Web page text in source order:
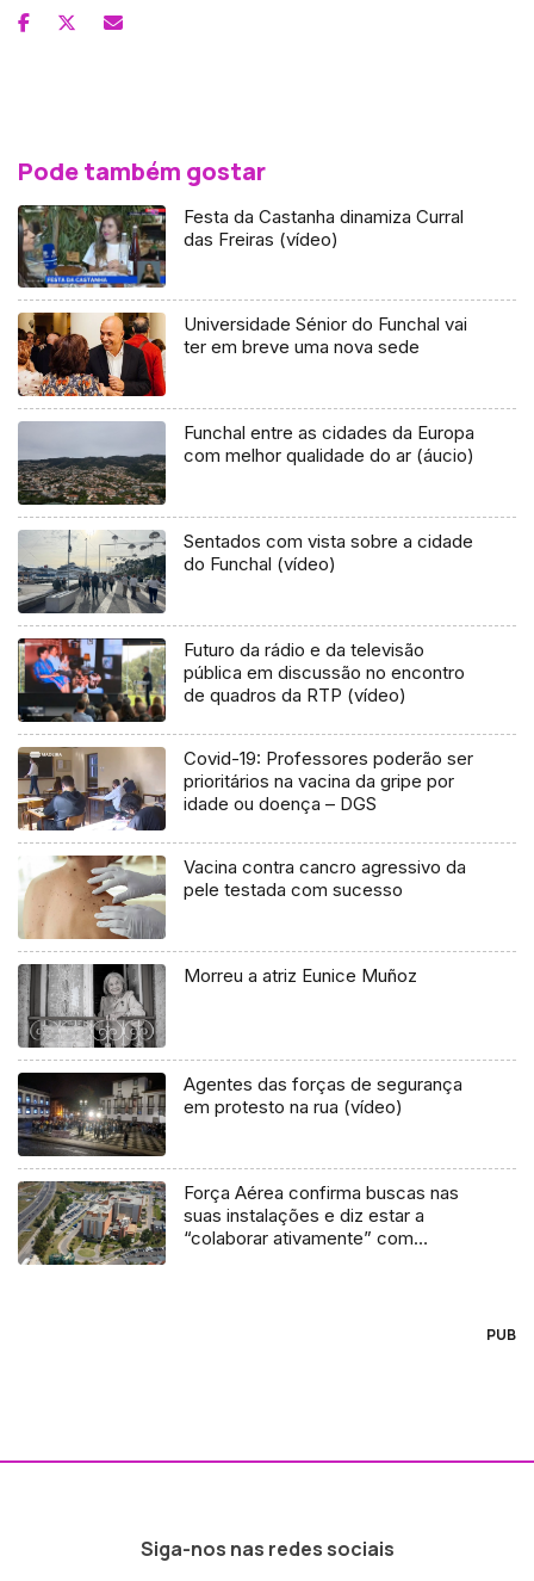
Pode também gostar
Festa da Castanha dinamiza Curral
das Freiras (vídeo)
Universidade Sénior do Funchal vai
ter em breve uma nova sede
Funchal entre as cidades da Europa
com melhor qualidade do ar (áucio)
Sentados com vista sobre a cidade
do Funchal (vídeo)
Futuro da rádio e da televisão
pública em discussão no encontro
de quadros da RTP (vídeo)
Covid-19: Professores poderão ser
prioritários na vacina da gripe por
idade ou doença – DGS
Vacina contra cancro agressivo da
pele testada com sucesso
Morreu a atriz Eunice Muñoz
Agentes das forças de segurança
em protesto na rua (vídeo)
Força Aérea confirma buscas nas
suas instalações e diz estar a
“colaborar ativamente” com
PUB
Siga-nos nas redes sociais